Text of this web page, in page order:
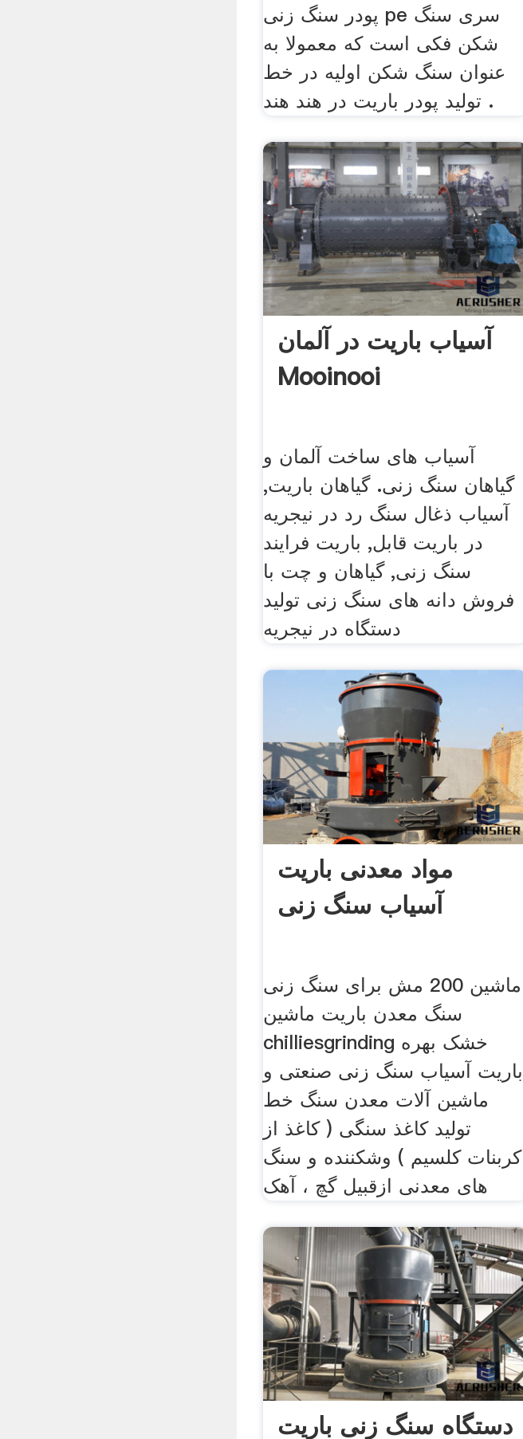
پودر سنگ زنی pe سری سنگ
شکن فکی است که معمولا به
عنوان سنگ شکن اولیه در خط
تولید پودر باریت در هند هند .
آسیاب باریت در آلمان
Mooinooi
آسیاب های ساخت آلمان و
گیاهان سنگ زنی. گیاهان باریت,
آسیاب ذغال سنگ رد در نیجریه
در باریت قابل, باریت فرایند
سنگ زنی, گیاهان و چت با
فروش دانه های سنگ زنی تولید
دستگاه در نیجریه
مواد معدنی باریت
آسیاب سنگ زنی
ماشین 200 مش برای سنگ زنی
سنگ معدن باریت ماشین
chilliesgrinding خشک بهره
باریت آسیاب سنگ زنی صنعتی و
ماشین آلات معدن سنگ خط
تولید کاغذ سنگی ( کاغذ از
کربنات کلسیم ) وشکننده و سنگ
های معدنی ازقبیل گچ ، آهک
دستگاه سنگ زنی باریت